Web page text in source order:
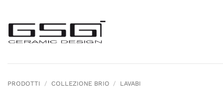
contenuti
PRODOTTI / COLLEZIONE BRIO / LAVABI